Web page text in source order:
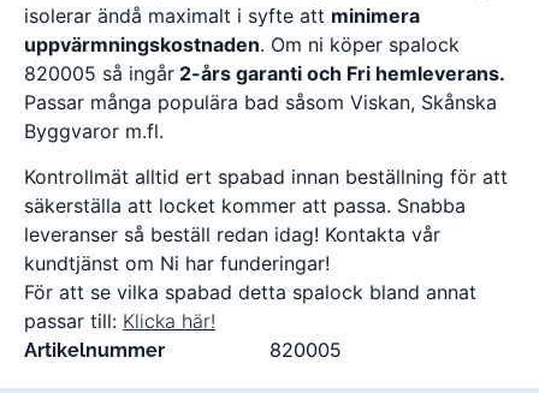
isolerar ändå maximalt i syfte att minimera
uppvärmningskostnaden. Om ni köper spalock
820005 så ingår 2-års garanti och Fri hemleverans.
Passar många populära bad såsom Viskan, Skånska
Byggvaror m.fl.
Kontrollmät alltid ert spabad innan beställning för att
säkerställa att locket kommer att passa. Snabba
leveranser så beställ redan idag! Kontakta vår
kundtjänst om Ni har funderingar!
För att se vilka spabad detta spalock bland annat
passar till: Klicka här!
Artikelnummer 820005